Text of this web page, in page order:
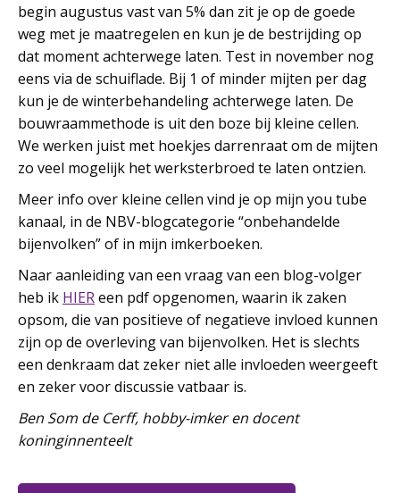
begin augustus vast van 5% dan zit je op de goede
weg met je maatregelen en kun je de bestrijding op
dat moment achterwege laten. Test in november nog
eens via de schuiflade. Bij 1 of minder mijten per dag
kun je de winterbehandeling achterwege laten. De
bouwraammethode is uit den boze bij kleine cellen.
We werken juist met hoekjes darrenraat om de mijten
zo veel mogelijk het werksterbroed te laten ontzien.
Meer info over kleine cellen vind je op mijn you tube
kanaal, in de NBV-blogcategorie “onbehandelde
bijenvolken” of in mijn imkerboeken.
Naar aanleiding van een vraag van een blog-volger
heb ik HIEReen pdf opgenomen, waarin ik zaken
opsom, die van positieve of negatieve invloed kunnen
zijn op de overleving van bijenvolken. Het is slechts
een denkraam dat zeker niet alle invloeden weergeeft
en zeker voor discussie vatbaar is.
Ben Som de Cerff, hobby-imker en docent
koninginnenteelt